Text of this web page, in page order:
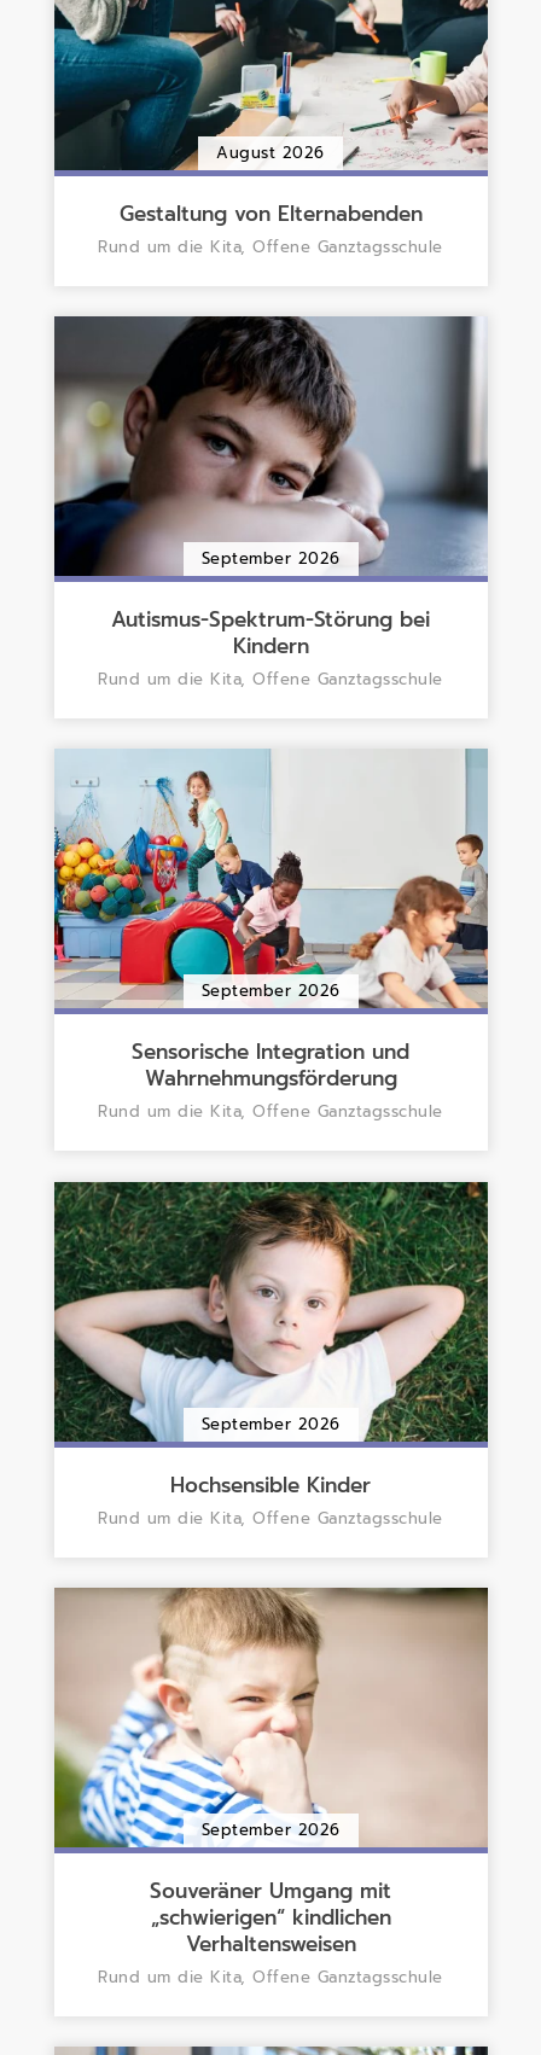
August 2026
Gestaltung von Elternabenden
Rund um die Kita, Offene Ganztagsschule
September 2026
Autismus-Spektrum-Störung bei
Kindern
Rund um die Kita, Offene Ganztagsschule
September 2026
Sensorische Integration und
Wahrnehmungsförderung
Rund um die Kita, Offene Ganztagsschule
September 2026
Hochsensible Kinder
Rund um die Kita, Offene Ganztagsschule
September 2026
Souveräner Umgang mit
„schwierigen“ kindlichen
Verhaltensweisen
Rund um die Kita, Offene Ganztagsschule